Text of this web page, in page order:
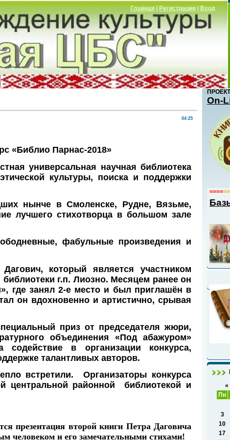
Главная Регистрация |Вход
04:25
«Библио Парнас-2018»
универсальная научная библиотека
культуры, поиска и поддержки
нынче в Смоленске, Рудне, Вязьме,
лучшего стихотворца в большом зале
фабульные произведения и
, который является участником
г.п. Лиозно. Месяцем ранее он
где занял 2-е место и был приглашён в
он вдохновенно и артистично, срывая
приз от председателя жюри,
объединения «Под абажуром»
в организации конкурса,
талантливых авторов.
встретили. Организаторы конкурса
центральной районной библиотекой и
презентация второй книги Петра Даговича
человеком и его замечательными стихами!
Оn-
====
«
Пн
3
10
17